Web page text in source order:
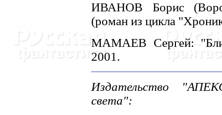
ИВАHОВ Борис
(роман из цикла
МАМАЕВ Сергей:
2001.
Издательство
света":